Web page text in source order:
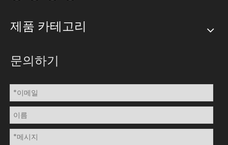
제품 카테고리
문의하기